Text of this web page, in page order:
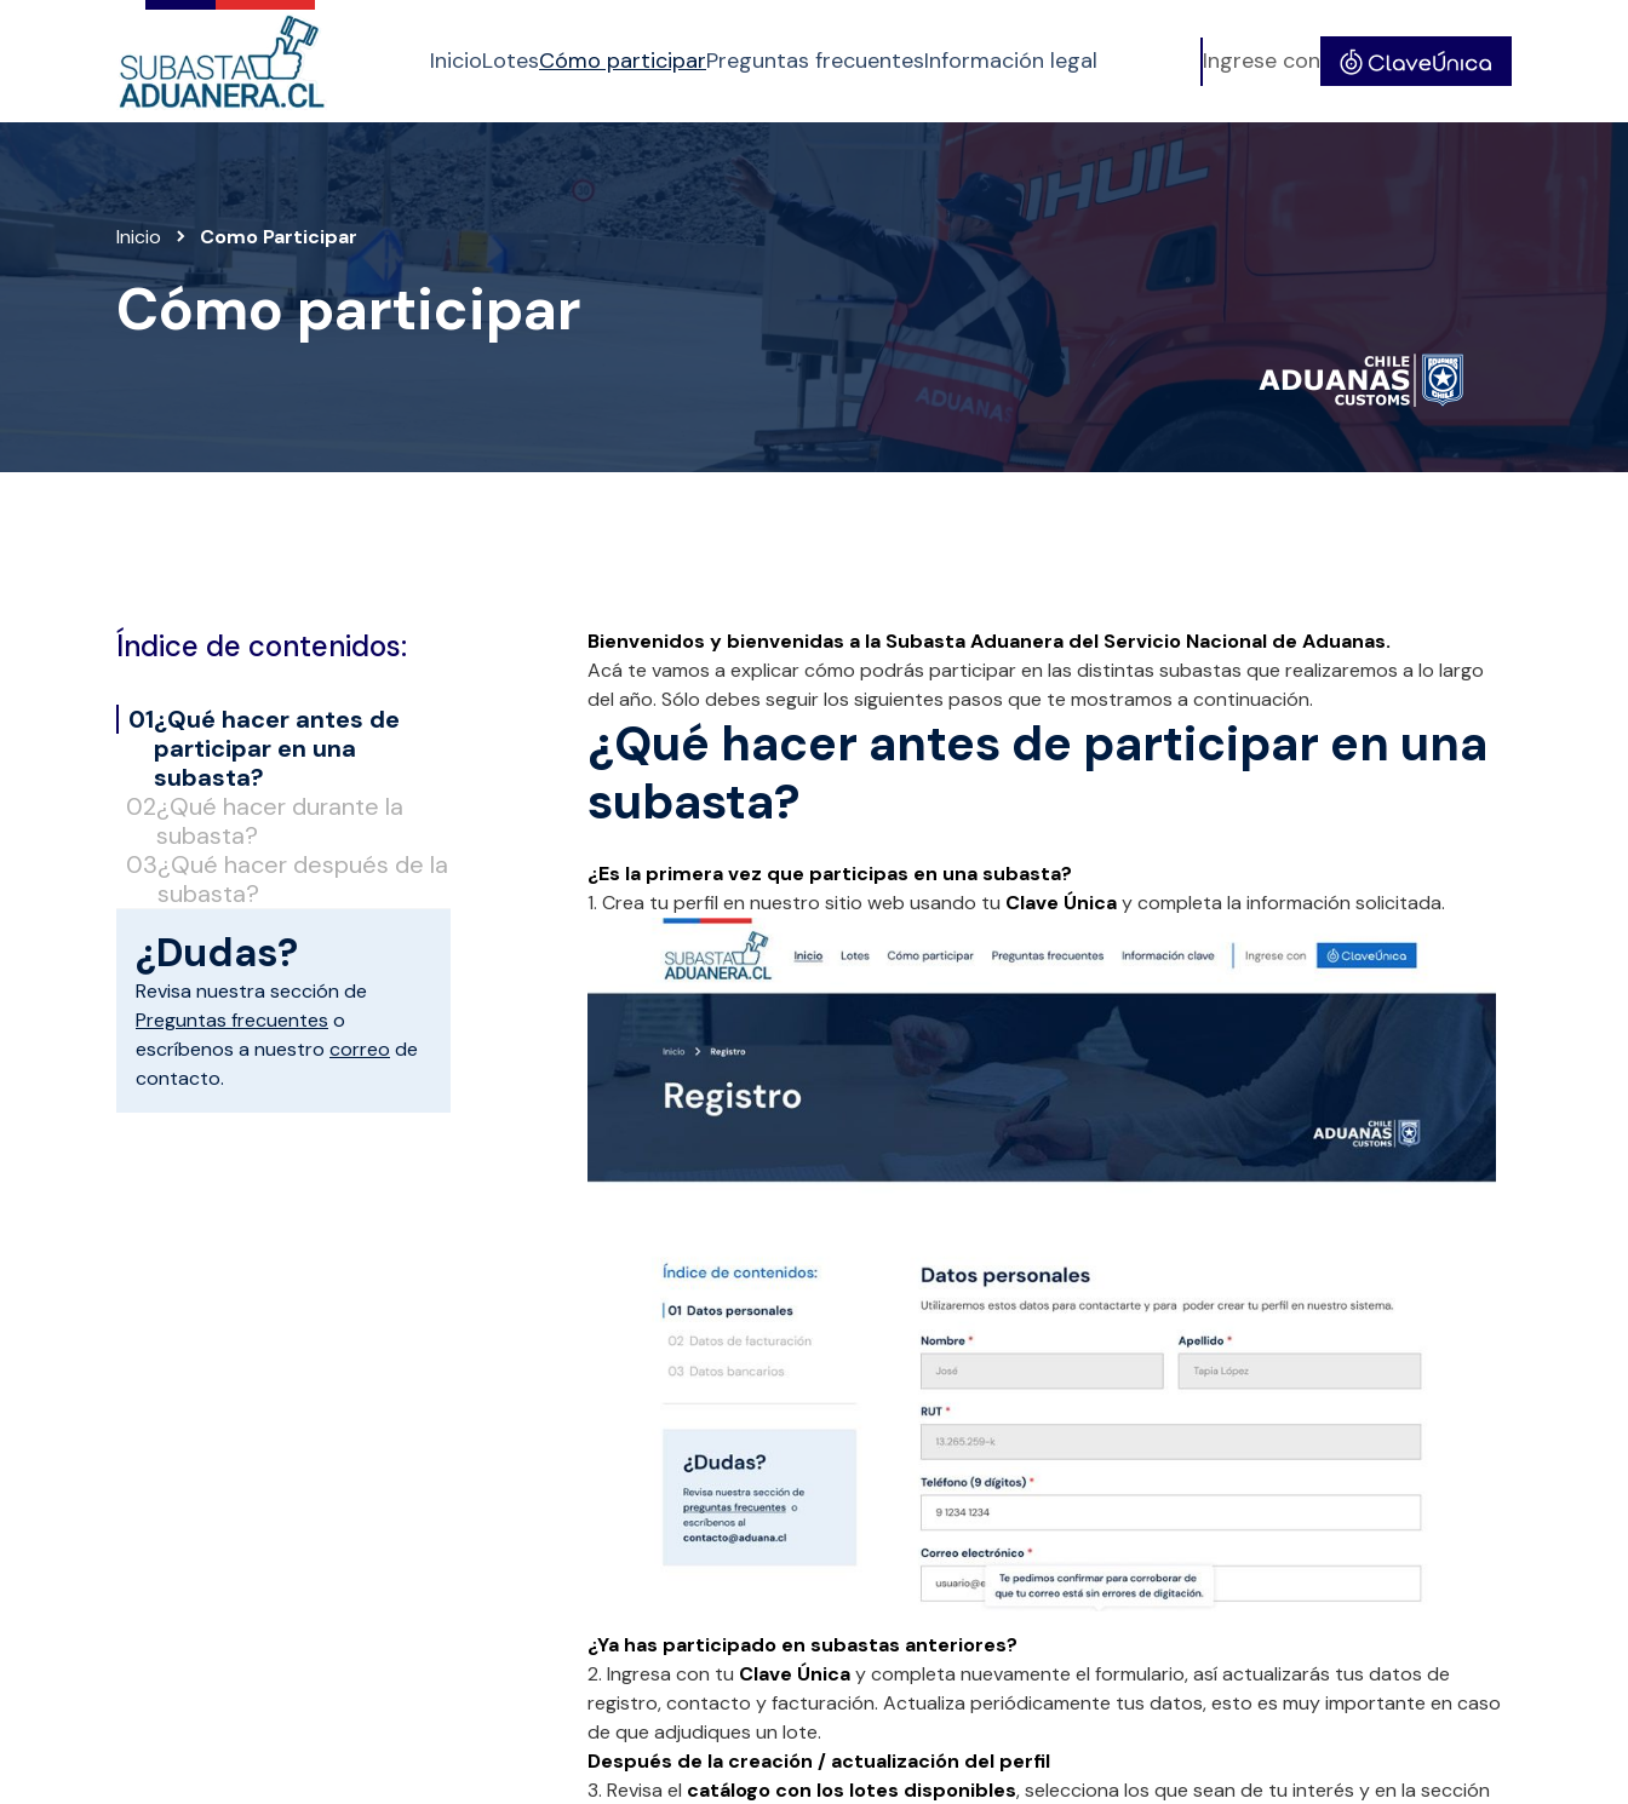
InicioLotesCómo participarPreguntas frecuentesInformación legal Ingrese con
Inicio Como Participar
Cómo participar
Índice de contenidos:
¿Qué hacer antes de
participar en una
subasta?
¿Qué hacer durante la
subasta?
¿Qué hacer después de la
subasta?
¿Dudas?
Revisa nuestra sección de
Preguntas frecuentes o
escríbenos a nuestro correo de
contacto.
Bienvenidos y bienvenidas a la Subasta Aduanera del Servicio Nacional de Aduanas.
Acá te vamos a explicar cómo podrás participar en las distintas subastas que realizaremos a lo largo
del año. Sólo debes seguir los siguientes pasos que te mostramos a continuación.
¿Qué hacer antes de participar en una
subasta?
¿Es la primera vez que participas en una subasta?
1. Crea tu perfil en nuestro sitio web usando tu Clave Únicay completa la información solicitada.
¿Ya has participado en subastas anteriores?
2. Ingresa con tu Clave Únicay completa nuevamente el formulario, así actualizarás tus datos de
registro, contacto y facturación. Actualiza periódicamente tus datos, esto es muy importante en caso
de que adjudiques un lote.
Después de la creación / actualización del perfil
3. Revisa el catálogo con los lotes disponibles, selecciona los que sean de tu interés y en la sección